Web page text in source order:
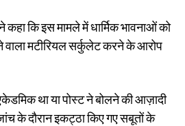
कहा कि इस मामले में धार्मिक भावनाओं को
वाला मटीरियल सर्कुलेट करने के आरोप
था या पोस्ट ने बोलने की आज़ादी
के दौरान इकट्ठा किए गए सबूतों के